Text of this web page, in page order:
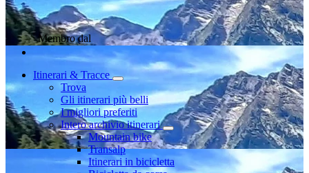
Membro dal
Itinerari & Tracce
Trova
Gli itinerari più belli
I migliori preferiti
Intero archivio itinerari
Mountain bike
Transalp
Itinerari in bicicletta